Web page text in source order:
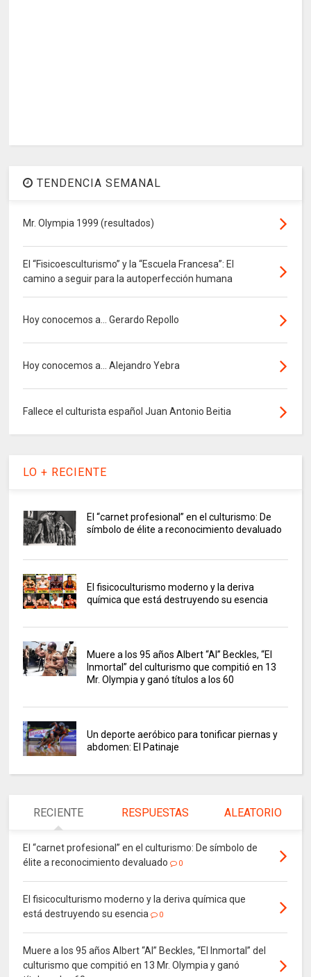
TENDENCIA SEMANAL
Mr. Olympia 1999 (resultados)
El “Fisicoesculturismo” y la “Escuela Francesa”: El
camino a seguir para la autoperfección humana
Hoy conocemos a... Gerardo Repollo
Hoy conocemos a... Alejandro Yebra
Fallece el culturista español Juan Antonio Beitia
LO + RECIENTE
El “carnet profesional” en el culturismo: De
símbolo de élite a reconocimiento devaluado
El fisicoculturismo moderno y la deriva
química que está destruyendo su esencia
Muere a los 95 años Albert “Al” Beckles, “El
Inmortal” del culturismo que compitió en 13
Mr. Olympia y ganó títulos a los 60
Un deporte aeróbico para tonificar piernas y
abdomen: El Patinaje
RECIENTE RESPUESTAS ALEATORIO
El “carnet profesional” en el culturismo: De símbolo de
élite a reconocimiento devaluado
0
El fisicoculturismo moderno y la deriva química que
está destruyendo su esencia
0
Muere a los 95 años Albert “Al” Beckles, “El Inmortal” del
culturismo que compitió en 13 Mr. Olympia y ganó